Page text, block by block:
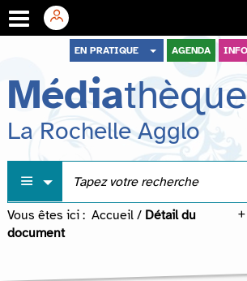
menu
contenu
recherche
EN PRATIQUE AGENDA
Média
La Rochelle Agglo
Vous êtes ici : Accueil / Détail du
document